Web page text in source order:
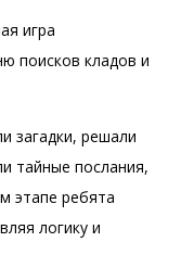
игра
поисков кладов и
загадки, решали
тайные послания,
этапе ребята
логику и